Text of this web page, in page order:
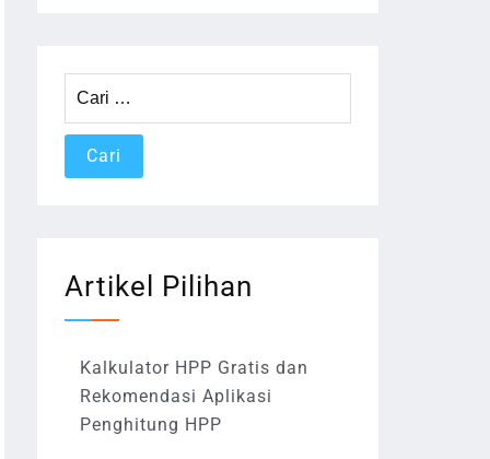
untuk:
Artikel Pilihan
Kalkulator HPP Gratis dan
Rekomendasi Aplikasi
Penghitung HPP